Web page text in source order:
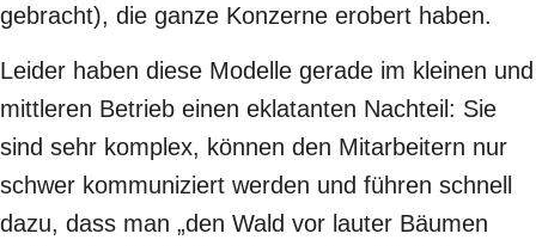
gebracht), die ganze Konzerne erobert haben.
Leider haben diese Modelle gerade im kleinen und
mittleren Betrieb einen eklatanten Nachteil: Sie
sind sehr komplex, können den Mitarbeitern nur
schwer kommuniziert werden und führen schnell
dazu, dass man „den Wald vor lauter Bäumen